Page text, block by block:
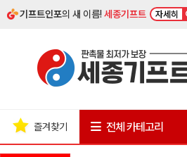
기프트인포의 새 이름!세종기프트 자세히
즐겨찾기 전체 카테고리